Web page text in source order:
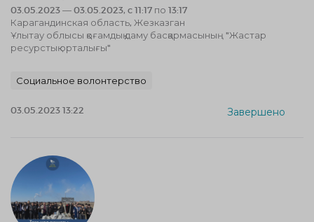
03.05.2023 — 03.05.2023, c 11:17 по 13:17
Карагандинская область, Жезказган
Ұлытау облысы қоғамдық даму басқармасының "Жастар
ресурстық орталығы"
Социальное волонтерство
03.05.2023 13:22 Завершено